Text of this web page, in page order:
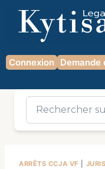
Connexion Demande
ARRÊTS CCJA VF